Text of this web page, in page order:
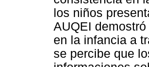
los niños
AUQEI
en la infancia a
se percibe que